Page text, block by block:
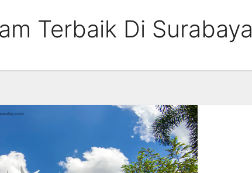
Terbaik Di Surabaya